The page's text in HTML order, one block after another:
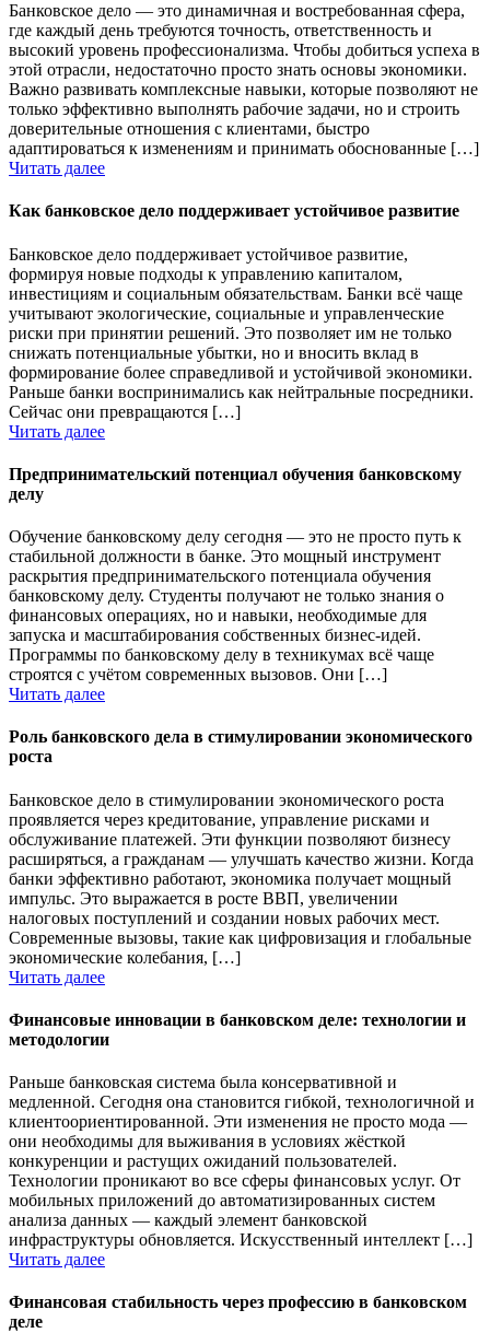
Банковское дело — это динамичная и востребованная сфера,
где каждый день требуются точность, ответственность и
высокий уровень профессионализма. Чтобы добиться успеха в
этой отрасли, недостаточно просто знать основы экономики.
Важно развивать комплексные навыки, которые позволяют не
только эффективно выполнять рабочие задачи, но и строить
доверительные отношения с клиентами, быстро
адаптироваться к изменениям и принимать обоснованные […]
Читать далее
Как банковское дело поддерживает устойчивое развитие
Банковское дело поддерживает устойчивое развитие,
формируя новые подходы к управлению капиталом,
инвестициям и социальным обязательствам. Банки всё чаще
учитывают экологические, социальные и управленческие
риски при принятии решений. Это позволяет им не только
снижать потенциальные убытки, но и вносить вклад в
формирование более справедливой и устойчивой экономики.
Раньше банки воспринимались как нейтральные посредники.
Сейчас они превращаются […]
Читать далее
Предпринимательский потенциал обучения банковскому
делу
Обучение банковскому делу сегодня — это не просто путь к
стабильной должности в банке. Это мощный инструмент
раскрытия предпринимательского потенциала обучения
банковскому делу. Студенты получают не только знания о
финансовых операциях, но и навыки, необходимые для
запуска и масштабирования собственных бизнес-идей.
Программы по банковскому делу в техникумах всё чаще
строятся с учётом современных вызовов. Они […]
Читать далее
Роль банковского дела в стимулировании экономического
роста
Банковское дело в стимулировании экономического роста
проявляется через кредитование, управление рисками и
обслуживание платежей. Эти функции позволяют бизнесу
расширяться, а гражданам — улучшать качество жизни. Когда
банки эффективно работают, экономика получает мощный
импульс. Это выражается в росте ВВП, увеличении
налоговых поступлений и создании новых рабочих мест.
Современные вызовы, такие как цифровизация и глобальные
экономические колебания, […]
Читать далее
Финансовые инновации в банковском деле: технологии и
методологии
Раньше банковская система была консервативной и
медленной. Сегодня она становится гибкой, технологичной и
клиентоориентированной. Эти изменения не просто мода —
они необходимы для выживания в условиях жёсткой
конкуренции и растущих ожиданий пользователей.
Технологии проникают во все сферы финансовых услуг. От
мобильных приложений до автоматизированных систем
анализа данных — каждый элемент банковской
инфраструктуры обновляется. Искусственный интеллект […]
Читать далее
Финансовая стабильность через профессию в банковском
деле